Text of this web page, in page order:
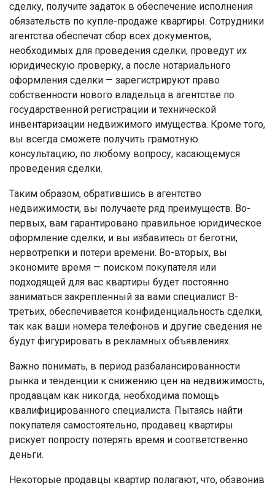
сделку, получите задаток в обеспечение исполнения
обязательств по купле-продаже квартиры. Сотрудники
агентства обеспечат сбор всех документов,
необходимых для проведения сделки, проведут их
юридическую проверку, а после нотариального
оформления сделки — зарегистрируют право
собственности нового владельца в агентстве по
государственной регистрации и технической
инвентаризации недвижимого имущества. Кроме того,
вы всегда сможете получить грамотную
консультацию, по любому вопросу, касающемуся
проведения сделки.
Таким образом, обратившись в агентство
недвижимости, вы получаете ряд преимуществ. Во-
первых, вам гарантировано правильное юридическое
оформление сделки, и вы избавитесь от беготни,
нервотрепки и потери времени. Во-вторых, вы
экономите время — поиском покупателя или
подходящей для вас квартиры будет постоянно
заниматься закрепленный за вами специалист В-
третьих, обеспечивается конфиденциальность сделки,
так как ваши номера телефонов и другие сведения не
будут фигурировать в рекламных объявлениях.
Важно понимать, в период разбалансированности
рынка и тенденции к снижению цен на недвижимость,
продавцам как никогда, необходима помощь
квалифицированного специалиста. Пытаясь найти
покупателя самостоятельно, продавец квартиры
рискует попросту потерять время и соответственно
деньги.
Некоторые продавцы квартир полагают, что, обзвонив